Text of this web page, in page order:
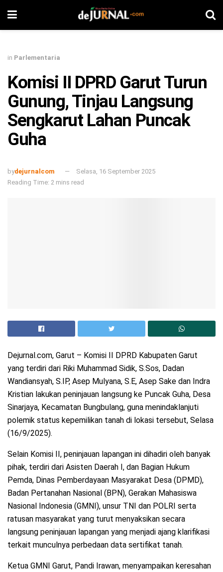
in Parlementaria
Komisi II DPRD Garut Turun
Gunung, Tinjau Langsung
Sengkarut Lahan Puncak
Guha
bydejurnalcom
Selasa, 16 September 2025
Reading Time: 2 mins read
Dejurnal.com, Garut – Komisi II DPRD Kabupaten Garut
yang terdiri dari Riki Muhammad Sidik, S.Sos, Dadan
Wandiansyah, S.IP, Asep Mulyana, S.E, Asep Sake dan Indra
Kristian lakukan peninjauan langsung ke Puncak Guha, Desa
Sinarjaya, Kecamatan Bungbulang, guna menindaklanjuti
polemik status kepemilikan tanah di lokasi tersebut, Selasa
(16/9/2025).
Selain Komisi II, peninjauan lapangan ini dihadiri oleh banyak
pihak, terdiri dari Asisten Daerah I, dan Bagian Hukum
Pemda, Dinas Pemberdayaan Masyarakat Desa (DPMD),
Badan Pertanahan Nasional (BPN), Gerakan Mahasiswa
Nasional Indonesia (GMNI), unsur TNI dan POLRI serta
ratusan masyarakat yang turut menyaksikan secara
langsung peninjauan lapangan yang menjadi ajang klarifikasi
terkait munculnya perbedaan data sertifikat tanah.
Ketua GMNI Garut, Pandi Irawan, menyampaikan keresahan